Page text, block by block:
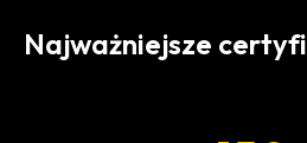
Najważniejsze